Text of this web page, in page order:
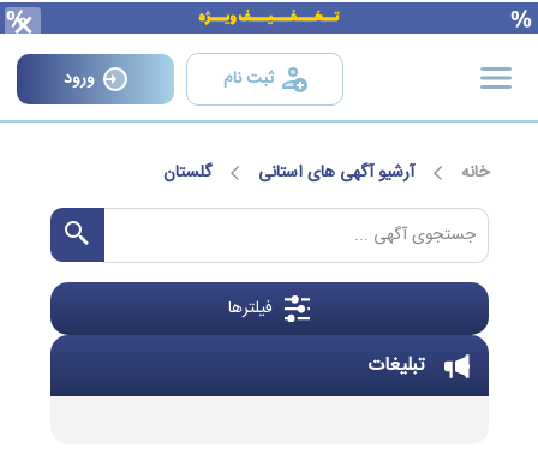
×
ثبت نام ورود
خانه آرشیو آگهی های استانی گلستان
فیلترها
تبلیغات